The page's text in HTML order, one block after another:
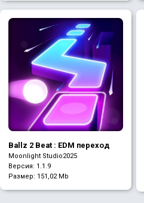
Ballz 2 Beat : EDM переход
Moonlight Studio2025
Версия: 1.1.9
Размер: 151,02 Mb